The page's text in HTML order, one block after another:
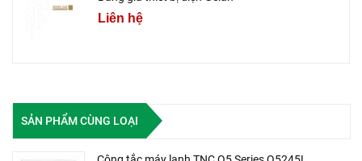
Liên hệ
SẢN PHẨM CÙNG LOẠI